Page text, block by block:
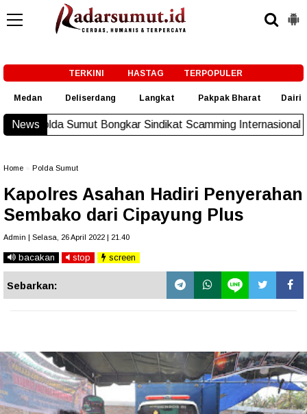
TERKINI HASTAG TERPOPULER
Medan Deliserdang Langkat Pakpak Bharat Dairi
NewsBongkar Sindikat Scamming Internasional di Apartemen
Home Polda Sumut
Kapolres Asahan Hadiri Penyerahan
Sembako dari Cipayung Plus
Admin | Selasa, 26 April 2022 | 21.40
bacakan stop screen
Sebarkan: